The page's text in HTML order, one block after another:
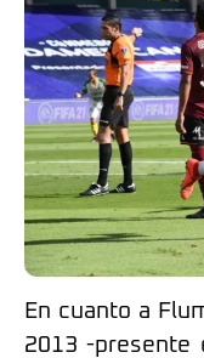
En cuanto a
2013 -presente